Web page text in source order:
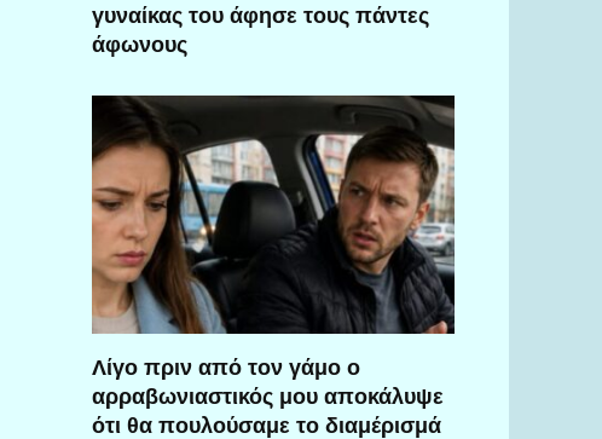
γυναίκας του άφησε τους πάντες
άφωνους
Λίγο πριν από τον γάμο ο
αρραβωνιαστικός μου αποκάλυψε
ότι θα πουλούσαμε το διαμέρισμά